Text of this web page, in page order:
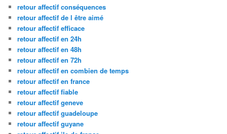
retour affectif conséquences
retour affectif de l être aimé
retour affectif efficace
retour affectif en 24h
retour affectif en 48h
retour affectif en 72h
retour affectif en combien de temps
retour affectif en france
retour affectif fiable
retour affectif geneve
retour affectif guadeloupe
retour affectif guyane